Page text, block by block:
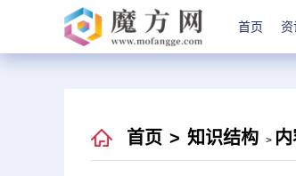
首页 资
首页 > 知识结构 >